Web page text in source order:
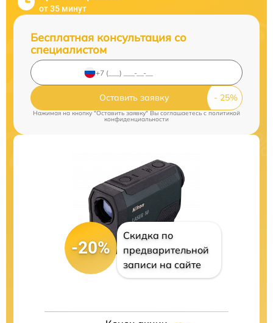
от 35 минут
Бесплатная консультация со
специалистом
Оставить заявку
Нажимая на кнопку "Оставить заявку" Вы соглашаетесь cполитикой
конфиденциальности
-20%
Скидка по
предварительной
записи на сайте